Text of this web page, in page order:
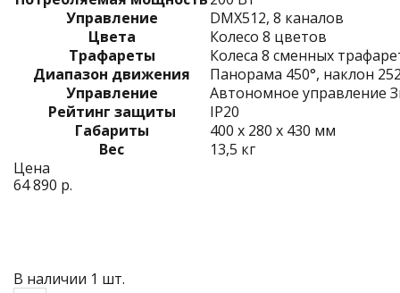
Управление
DMX512, 8 каналов
Цвета
Колесо 8 цветов
Трафареты
Колеса 8 сменных
Диапазон движения
Панорама 450°, наклон
Управление
Автономное управление
Рейтинг защиты
IP20
Габариты
400 х 280 х 430 мм
Вес
13,5 кг
Цена
64 890 р.
В наличии 1 шт.